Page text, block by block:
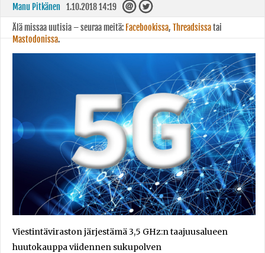
Manu Pitkänen 1.10.2018 14:19
Älä missaa uutisia – seuraa meitä: Facebookissa, Threadsissatai
Mastodonissa.
Viestintäviraston järjestämä 3,5 GHz:n taajuusalueen
huutokauppa viidennen sukupolven